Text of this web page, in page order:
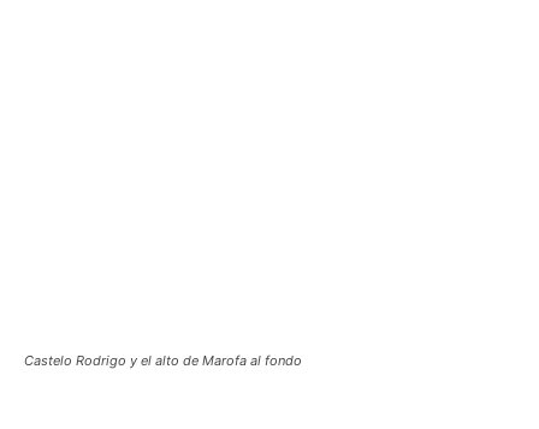
Castelo Rodrigo y el alto de Marofa al fondo